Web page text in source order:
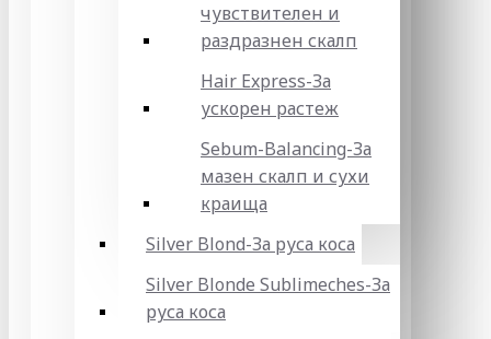
чувствителен и
раздразнен скалп
Hair Express-За
ускорен растеж
Sebum-Balancing-За
мазен скалп и сухи
краища
Silver Blond-За руса коса
Silver Blonde Sublіmeches-За
руса коса